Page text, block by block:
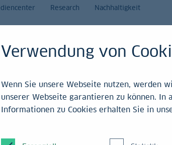
Research Nachhaltigkeit
Verwendung von
Wenn Sie unsere Webseite nutzen, werden
unserer Webseite garantieren zu können.
Informationen zu Cookies erhalten Sie in